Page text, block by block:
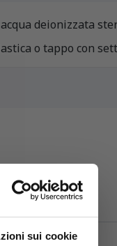
sui cookie
deionizzata
o tappo con